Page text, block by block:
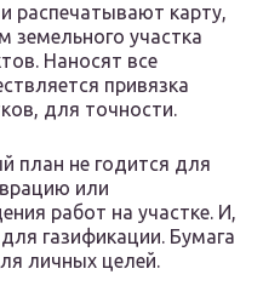
распечатывают карту,
земельного участка
Наносят все
привязка
для точности.
план не годится для
или
работ на участке. И,
газификации. Бумага
личных целей.